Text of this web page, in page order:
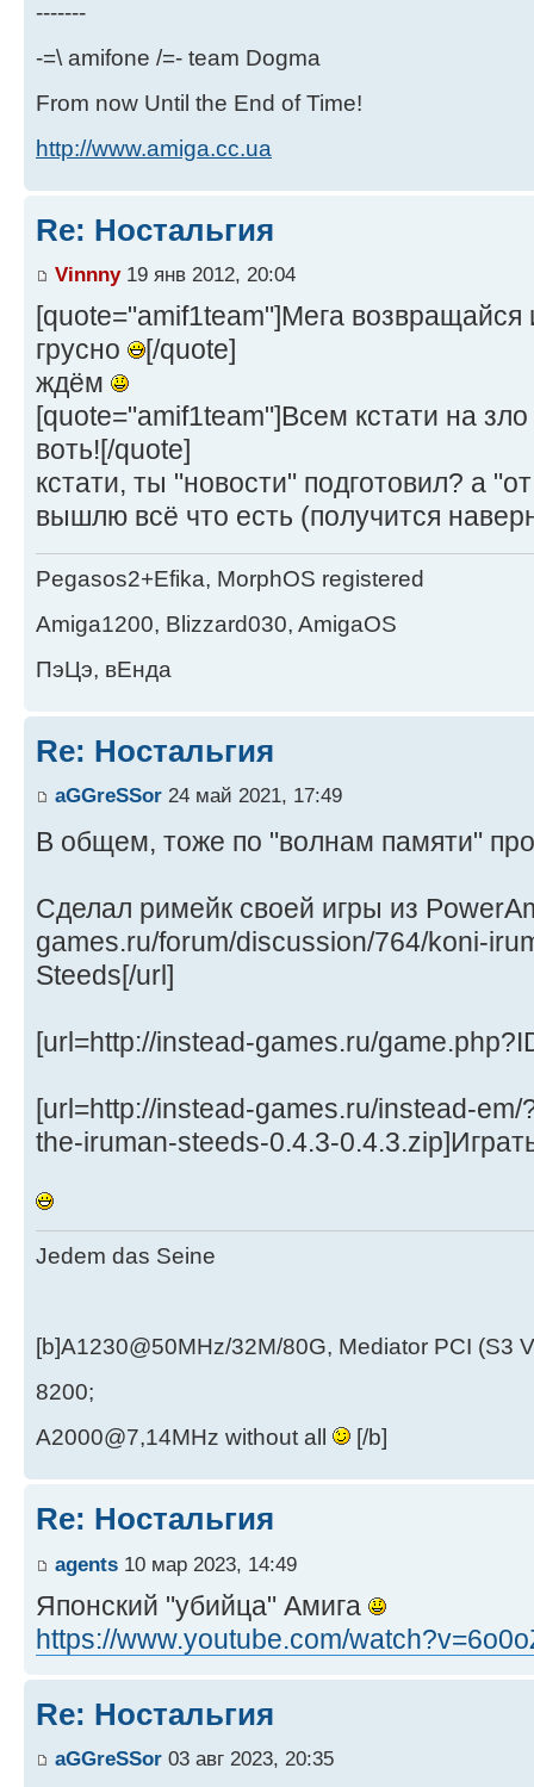
-------
-=\ amifone /=- team Dogma
From now Until the End of Time!
http://www.amiga.cc.ua
Re: Ностальгия
Vinnny19 янв 2012, 20:04
[quote="amif1team"]Мега возвращайся
грусно
[/quote]
ждём
[quote="amif1team"]Всем кстати на
воть![/quote]
кстати, ты "новости" подготовил? а
вышлю всё что есть (получится
Pegasos2+Efika, MorphOS registered
Amiga1200, Blizzard030, AmigaOS
ПэЦэ, вЕнда
Re: Ностальгия
aGGreSSor 24 май 2021, 17:49
В общем, тоже по "волнам памяти"
Сделал римейк своей игры из
games.ru/forum/discussion/764/koni-
Steeds[/url]
[url=http://instead-games.ru/
[url=http://instead-games.ru/instead-
the-iruman-steeds-0.4.3-
Jedem das Seine
[b]A1230@50MHz/32M/80G, Mediator PCI (S3
8200;
A2000@7,14MHz without all
[/b]
Re: Ностальгия
agents 10 мар 2023, 14:49
Японский "убийца" Амига
https://www.youtube.com/
Re: Ностальгия
aGGreSSor 03 авг 2023, 20:35